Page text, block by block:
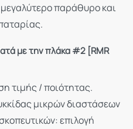
παράθυρο και
με την πλάκα #2 [RMR
τιμής / ποιότητας.
μικρών διαστάσεων
επιλογή